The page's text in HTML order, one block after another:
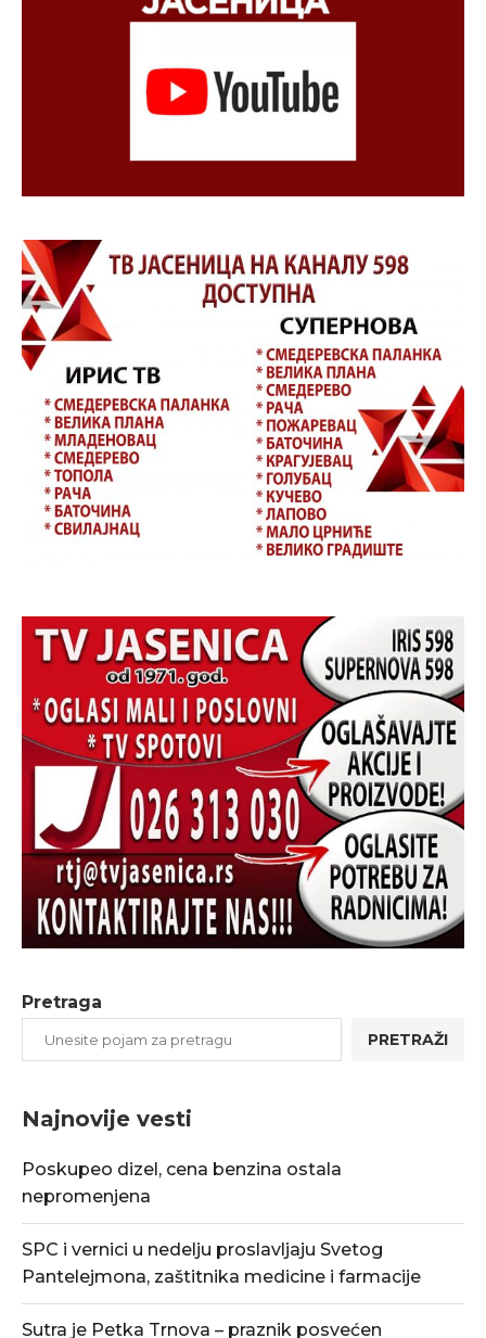
Pretraga
PRETRAŽI
Najnovije vesti
Poskupeo dizel, cena benzina ostala
nepromenjena
SPC i vernici u nedelju proslavljaju Svetog
Pantelejmona, zaštitnika medicine i farmacije
Sutra je Petka Trnova – praznik posvećen